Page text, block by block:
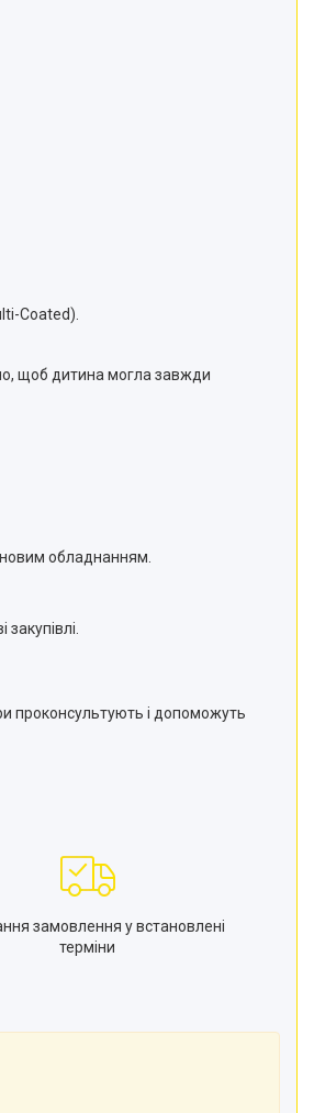
Coated).
щоб дитина могла завжди
обладнанням.
проконсультують і допоможуть
замовлення у встановлені
терміни